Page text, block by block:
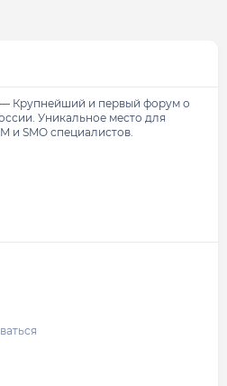
Крупнейший и первый форум о
Уникальное место для
и SMO специалистов.